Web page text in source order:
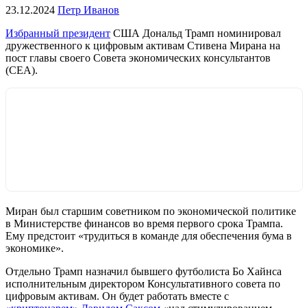
23.12.2024 Петр Иванов
Избранный президент США Дональд Трамп номинировал
дружественного к цифровым активам Стивена Мирана на
пост главы своего Совета экономических консультантов
(CEA).
Миран был старшим советником по экономической политике
в Министерстве финансов во время первого срока Трампа.
Ему предстоит «трудиться в команде для обеспечения бума в
экономике».
Отдельно Трамп назначил бывшего футболиста Бо Хайнса
исполнительным директором Консультативного совета по
цифровым активам. Он будет работать вместе с